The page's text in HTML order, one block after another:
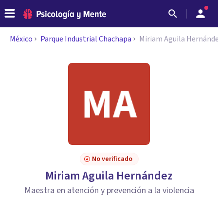
México Parque Industrial Chachapa Miriam Aguila
No verificado
Miriam Aguila Hernández
Maestra en atención y prevención a la violencia